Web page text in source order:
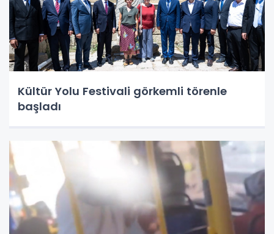
Kültür Yolu Festivali görkemli törenle
başladı